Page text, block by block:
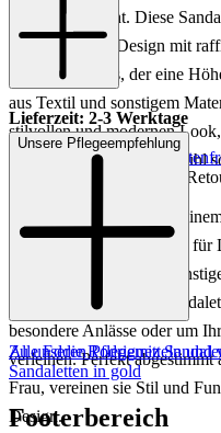
Glamour verleiht. Diese
ein kunstvolles Design mit
Blockabsatz aus, der eine
aus Textil und sonstigem
stilvollen und modernen
ein angenehmes Tragegefühl
Die Sandaletten sind mit
die Sohle ausgestattet, das
Innenfutter besteht aus
Komfort bietet. Diese
besondere Anlässe oder um
verleihen. Perfekt abgestimmt
Frau, vereinen sie Stil und
Design.
Lieferzeit: 2-3 Werktage
Keine Versandkosten:
Einfache und Kostenlose
Unsere Pflegeempfehlung
Zu unseren Pflegemitteln und
Alle Eddie Rodriguez
Sandaletten in gold
Footerbereich